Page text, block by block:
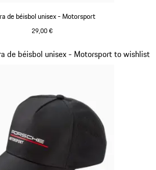
de béisbol unisex - Motorsport
29,00 €
de béisbol unisex - Motorsport to wishlist